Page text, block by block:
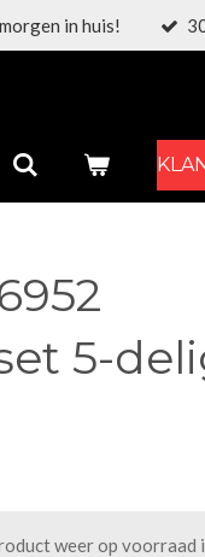
in huis!
5-
weer op voorraad